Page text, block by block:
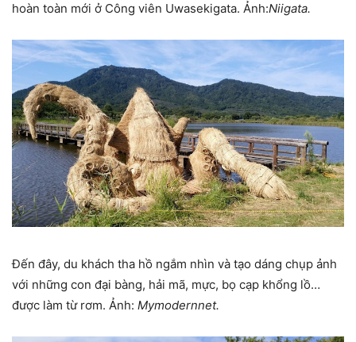
hoàn toàn mới ở Công viên Uwasekigata. Ảnh:Niigata.
Đến đây, du khách tha hồ ngắm nhìn và tạo dáng chụp ảnh
với những con đại bàng, hải mã, mực, bọ cạp khổng lồ…
được làm từ rơm. Ảnh: Mymodernnet.